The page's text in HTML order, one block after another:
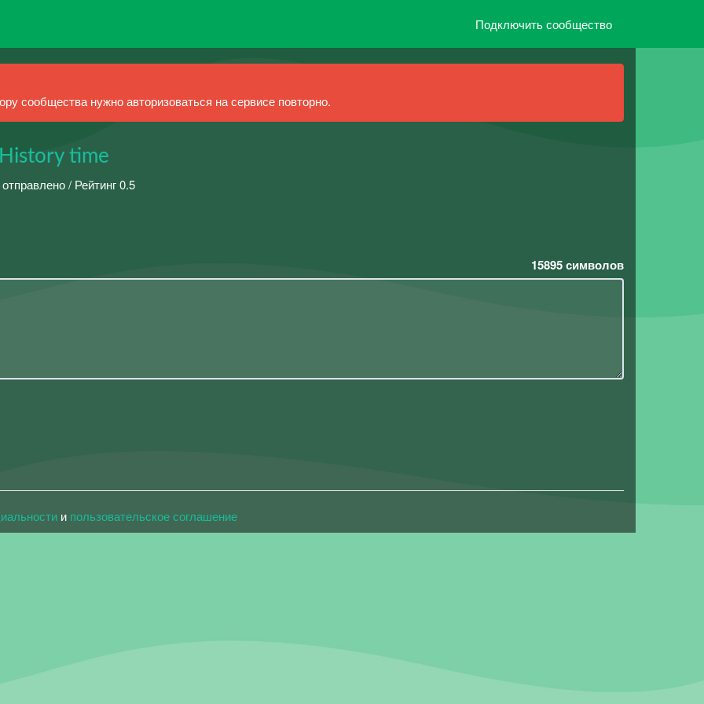
Подключить сообщество
сообщества нужно авторизоваться на сервисе повторно.
time
/ Рейтинг 0.5
15895символов
и пользовательское соглашение